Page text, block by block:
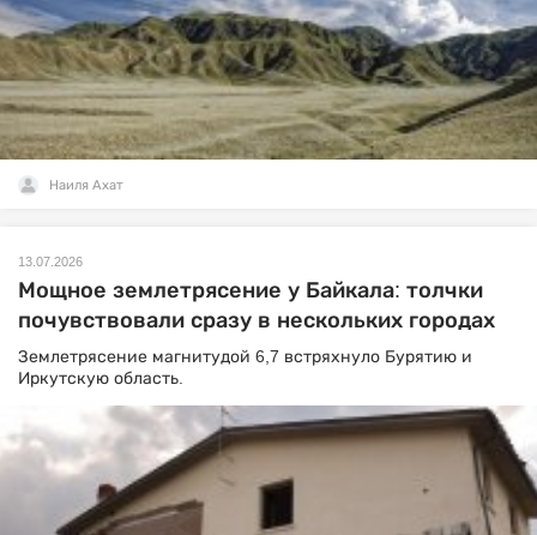
Наиля Ахат
13.07.2026
Мощное землетрясение у Байкала: толчки
почувствовали сразу в нескольких городах
Землетрясение магнитудой 6,7 встряхнуло Бурятию и
Иркутскую область.